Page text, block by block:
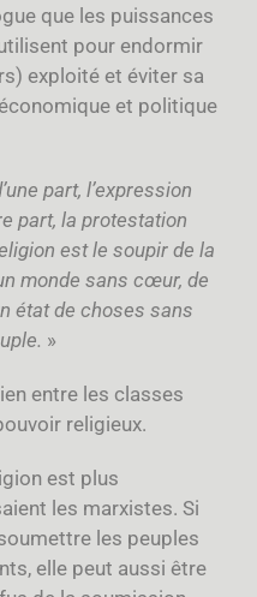
que les puissances
pour endormir
exploité et éviter sa
et politique
part, l’expression
part, la protestation
est le soupir de la
monde sans cœur, de
état de choses sans
»
entre les classes
religieux.
est plus
les marxistes. Si
les peuples
elle peut aussi être